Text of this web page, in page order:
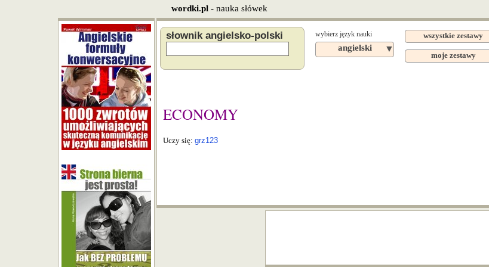
wordki.pl - nauka słówek
słownik angielsko-polski wybierz język nauki
angielski ▼
wszystkie zestawy
moje zestawy
ECONOMY
Uczy się: grz123